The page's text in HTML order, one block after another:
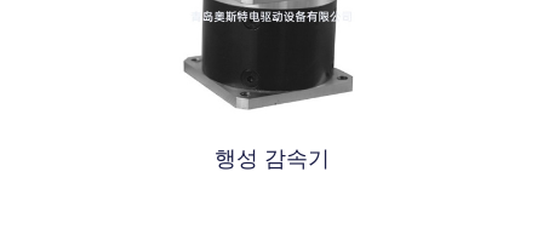
행성 감속기